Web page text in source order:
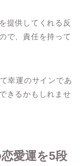
提供してくれる反
で、責任を持って
幸運のサインであ
きるかもしれませ
愛運を5段